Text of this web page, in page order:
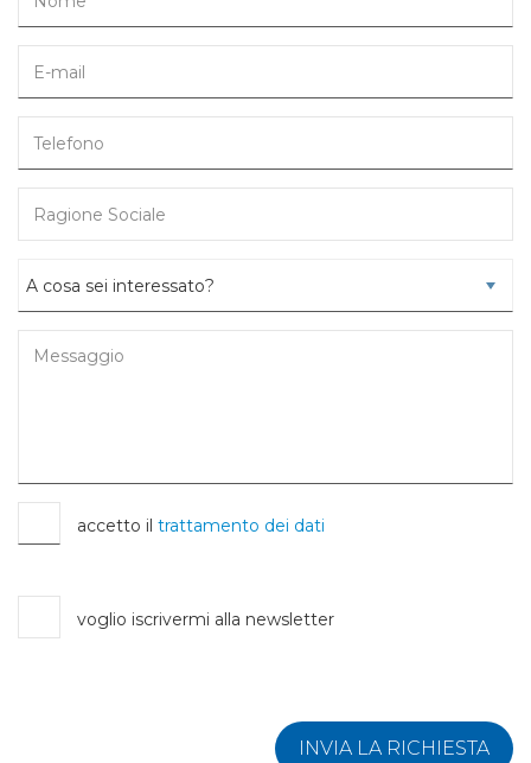
accetto il trattamento dei dati
voglio iscrivermi alla newsletter
INVIA LA RICHIESTA